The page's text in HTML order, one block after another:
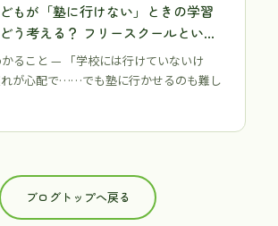
もが「塾に行けない」ときの学習
う考える？ フリースクールという
【江戸川区・江東区】
ること — 「学校には行けていないけ
れが心配で……でも塾に行かせるのも難し
ブログトップへ戻る